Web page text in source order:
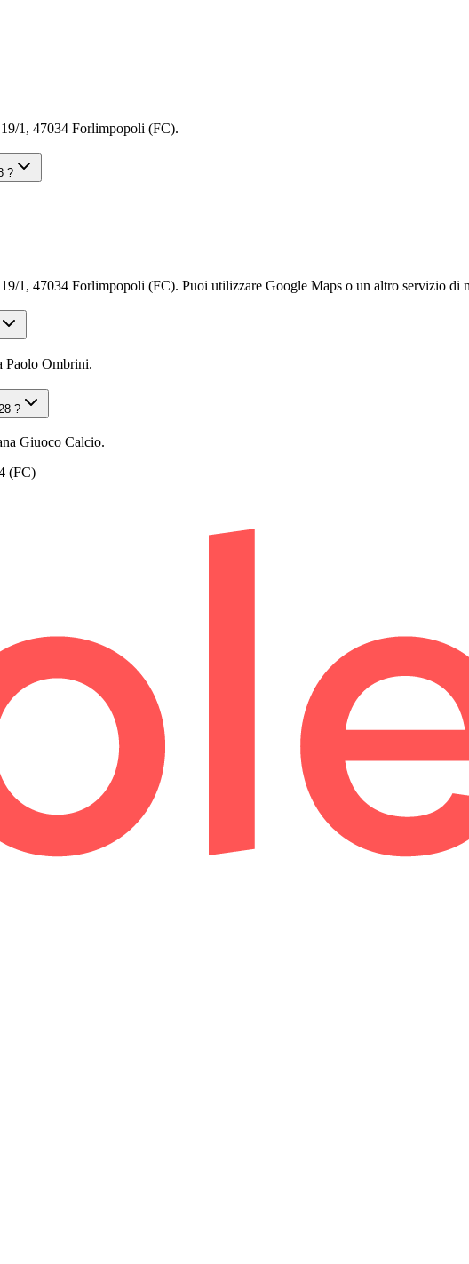
1, 47034 Forlimpopoli (FC).
?
1, 47034 Forlimpopoli (FC). Puoi utilizzare Google Maps o un altro servizio di
Paolo Ombrini.
?
Giuoco Calcio.
(FC)